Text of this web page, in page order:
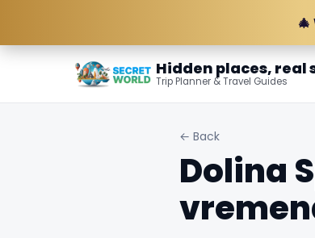
Hidden places, real
Trip Planner & Travel Guides
← Back
Dolina